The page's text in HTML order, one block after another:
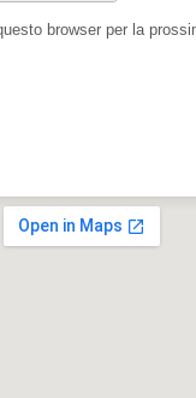
browser per la